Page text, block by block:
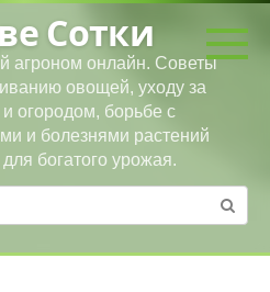
Сотки
агроном онлайн. Советы
овощей, уходу за
огородом, борьбе с
и болезнями растений
богатого урожая.